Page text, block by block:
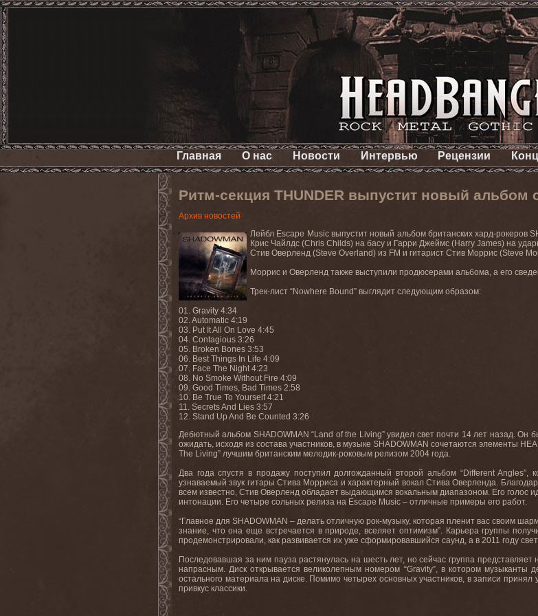
Главная О нас Новости Интервью Рецензии
Ритм-секция THUNDER выпустит новый альбом
Архив новостей
Лейбл Escape Music выпустит новый альбом британских хард-рокеров
Крис Чайлдс (Chris Childs) на басу и Гарри Джеймс (Harry James) на
Стив Оверленд (Steve Overland) из FM и гитарист Стив Моррис (Steve
Моррис и Оверленд также выступили продюсерами альбома, а его
Трек-лист “Nowhere Bound” выглядит следующим образом:
01. Gravity 4:34
02. Automatic 4:19
03. Put It All On Love 4:45
04. Contagious 3:26
05. Broken Bones 3:53
06. Best Things In Life 4:09
07. Face The Night 4:23
08. No Smoke Without Fire 4:09
09. Good Times, Bad Times 2:58
10. Be True To Yourself 4:21
11. Secrets And Lies 3:57
12. Stand Up And Be Counted 3:26
Дебютный альбом SHADOWMAN “Land of the Living” увидел свет почти 14 лет назад. Он
ожидать, исходя из состава участников, в музыке SHADOWMAN сочетаются элементы
The Living” лучшим британским мелодик-роковым релизом 2004 года.
Два года спустя в продажу поступил долгожданный второй альбом “Different Angles”,
узнаваемый звук гитары Стива Морриса и характерный вокал Стива Оверленда.
всем известно, Стив Оверленд обладает выдающимся вокальным диапазоном. Его голос
интонации. Его четыре сольных релиза на Escape Music – отличные примеры его работ.
“Главное дляSHADOWMAN – делать отличную рок-музыку, которая пленит вас своим
знание, что она еще встречается в природе, вселяет оптимизм”. Карьера группы
продемонстрировали, как развивается их уже сформировавшийся саунд, а в 2011 году
Последовавшая за ним пауза растянулась на шесть лет, но сейчас группа
напрасным. Диск открывается великолепным номером “Gravity”, в котором музыканты
остального материала на диске. Помимо четырех основных участников, в записи
привкус классики.